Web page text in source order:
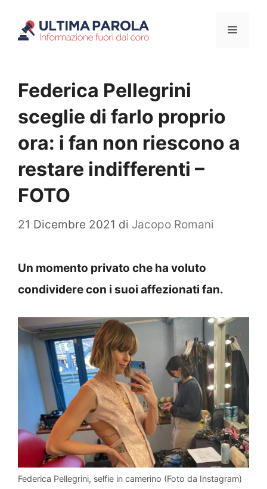
Menu
Federica Pellegrini
sceglie di farlo proprio
ora: i fan non riescono a
restare indifferenti –
FOTO
21 Dicembre 2021 di Jacopo Romani
Un momento privato che ha voluto
condividere con i suoi affezionati fan.
Federica Pellegrini, selfie in camerino (Foto da Instagram)